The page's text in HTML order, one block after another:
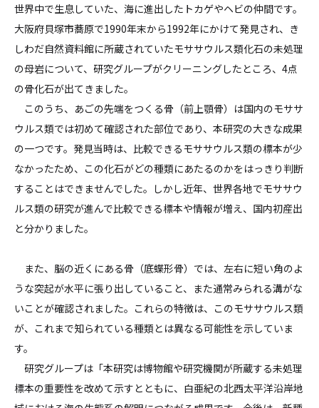
世界中で生息していた、海に進出したトカゲやヘビの仲間です。
大阪府貝塚市蕎原で1990年末から1992年にかけて発見され、き
しわだ自然資料館に所蔵されていたモササウルス類化石の未処理
の母岩について、研究グループがクリーニングしたところ、4点
の骨化石が出てきました。
このうち、あごの先端をつくる骨（前上顎骨）は国内のモササ
ウルス類では初めて確認された部位であり、本研究の大きな成果
の一つです。発見当時は、比較できるモササウルス類の標本が少
なかったため、この化石がどの種類にあたるのかをはっきり判断
することはできませんでした。しかし近年、世界各地でモササウ
ルス類の研究が進んで比較できる標本や情報が増え、国内初産出
と分かりました。
また、脳の近くにある骨（底蝶形骨）では、左右に短い角のよ
うな突起が水平に張り出していること、また通常みられる溝がな
いことが確認されました。これらの特徴は、このモササウルス類
が、これまで知られている種類とは異なる可能性を示していま
す。
研究グループは「本研究は博物館や研究機関が所蔵する未処理
標本の重要性を改めて示すとともに、白亜紀の北西太平洋沿岸地